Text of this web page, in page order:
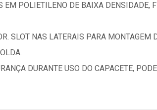
POLIETILENO DE BAIXA DENSIDADE,
SLOT NAS LATERAIS PARA MONTAGEM
DURANTE USO DO CAPACETE,